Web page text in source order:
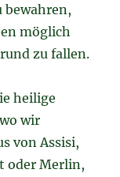
bewahren,
möglich
zu fallen.
heilige
wir
von Assisi,
oder Merlin,